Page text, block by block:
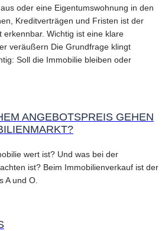
oder eine Eigentumswohnung in den
Kreditverträgen und Fristen ist der
erkennbar. Wichtig ist eine klare
veräußern Die Grundfrage klingt
Soll die Immobilie bleiben oder
ANGEBOTSPREIS GEHEN
wert ist? Und was bei der
ist? Beim Immobilienverkauf ist der
A und O.